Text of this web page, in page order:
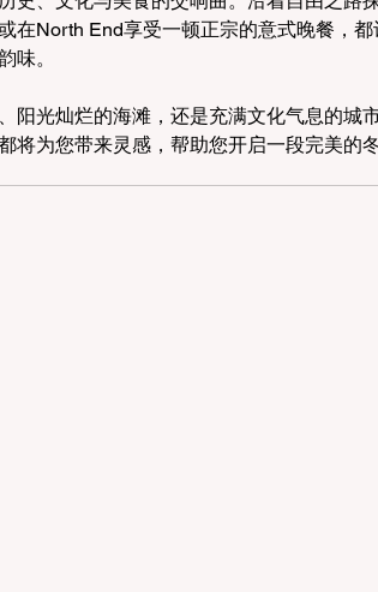
在North End享受一顿正宗的意式晚餐，都
味。
阳光灿烂的海滩，还是充满文化气息的城
将为您带来灵感，帮助您开启一段完美的冬